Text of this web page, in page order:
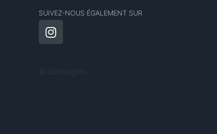
SUIVEZ-NOUS ÉGALEMENT SUR
© SEInsights